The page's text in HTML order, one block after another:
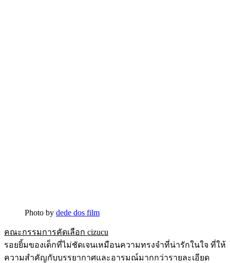
Photo by dede dos film
คณะกรรมการคัดเลือก cizucu
รอยยิ้มของเด็กที่ไม่ชัดเจนเหมือนความทรงจำที่น่ารักในใจ ที่ให้
ความสำคัญกับบรรยากาศและอารมณ์มากกว่ารายละเอียด